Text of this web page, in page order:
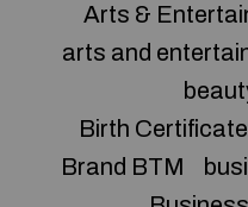
Arts &
arts and
Birth
Brand BTM